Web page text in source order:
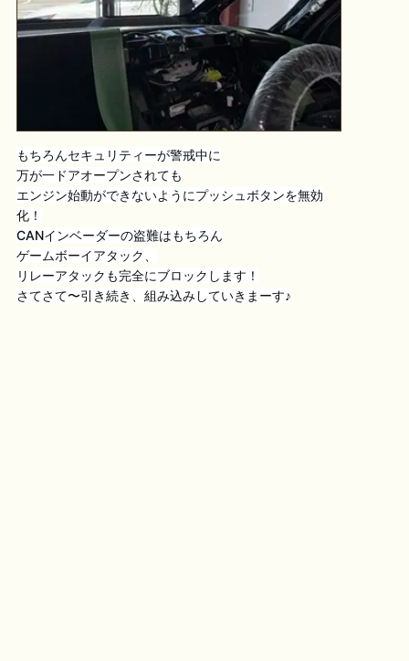
もちろんセキュリティーが警戒中に
万が一ドアオープンされても
エンジン始動ができないようにプッシュボタンを無効
化！
CANインベーダーの盗難はもちろん
ゲームボーイアタック、
リレーアタックも完全にブロックします！
さてさて〜引き続き、組み込みしていきまーす♪